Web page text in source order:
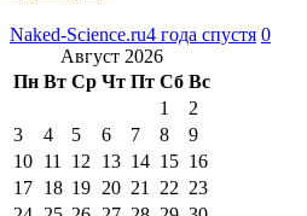
Naked-Science.ru4 года спустя 0
Август 2026
Пн Вт Ср Чт Пт Сб Вс
1
2
3
4 5 6 7 8
9
10 11 12 13 14 15 16
17 18 19 20 21 22 23